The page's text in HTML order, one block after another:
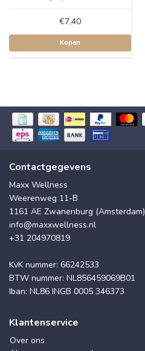
€7,40
Kopen
Contactgegevens
Maxx Wellness
Weerenweg 11-B
1161 AE Zwanenburg (Amsterdam)
info@maxxwellness.nl
+31 204970819
KvK nummer: 66242533
BTW nummer: NL856459069B01
Iban: NL86 INGB 0005 346373
Klantenservice
Over ons